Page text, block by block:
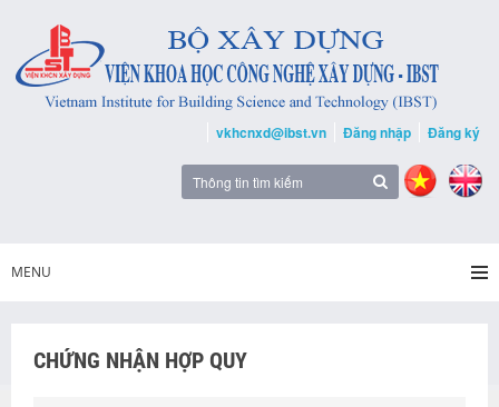
vkhcnxd@ibst.vn Đăng nhập Đăng ký
MENU
CHỨNG NHẬN HỢP QUY